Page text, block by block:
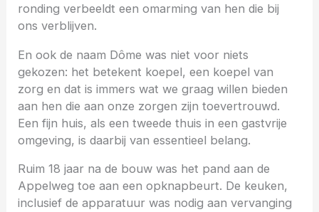
ronding verbeeldt een omarming van hen die bij
ons verblijven.
En ook de naam Dôme was niet voor niets
gekozen: het betekent koepel, een koepel van
zorg en dat is immers wat we graag willen bieden
aan hen die aan onze zorgen zijn toevertrouwd.
Een fijn huis, als een tweede thuis in een gastvrije
omgeving, is daarbij van essentieel belang.
Ruim 18 jaar na de bouw was het pand aan de
Appelweg toe aan een opknapbeurt. De keuken,
inclusief de apparatuur was nodig aan vervanging